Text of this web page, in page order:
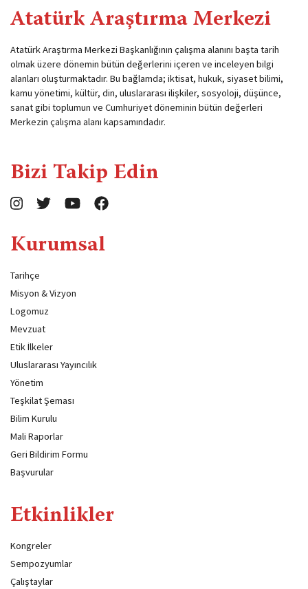
Atatürk Araştırma Merkezi
Atatürk Araştırma Merkezi Başkanlığının çalışma alanını başta tarih
olmak üzere dönemin bütün değerlerini içeren ve inceleyen bilgi
alanları oluşturmaktadır. Bu bağlamda; iktisat, hukuk, siyaset bilimi,
kamu yönetimi, kültür, din, uluslararası ilişkiler, sosyoloji, düşünce,
sanat gibi toplumun ve Cumhuriyet döneminin bütün değerleri
Merkezin çalışma alanı kapsamındadır.
Bizi Takip Edin
Kurumsal
Tarihçe
Misyon & Vizyon
Logomuz
Mevzuat
Etik İlkeler
Uluslararası Yayıncılık
Yönetim
Teşkilat Şeması
Bilim Kurulu
Mali Raporlar
Geri Bildirim Formu
Başvurular
Etkinlikler
Kongreler
Sempozyumlar
Çalıştaylar